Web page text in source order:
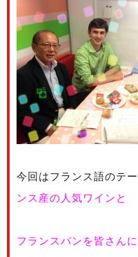
今回はフランス語のテ
ンス産の人気ワインと
フランスパンを皆さん